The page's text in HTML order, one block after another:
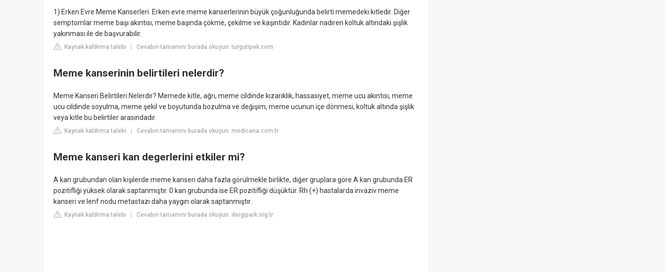
1) Erken Evre Meme Kanserleri. Erken evre meme kanserlerinin büyük çoğunluğunda belirti memedeki kitledir. Diğer
semptomlar meme başı akıntısı, meme başında çökme, çekilme ve kaşıntıdır. Kadınlar nadiren koltuk altındaki şişlik
yakınması ile de başvurabilir.
Kaynak kaldırma talebi | Cevabın tamamını burada okuyun: turgutipek.com
Meme kanserinin belirtileri nelerdir?
Meme Kanseri Belirtileri Nelerdir? Memede kitle, ağrı, meme cildinde kızarıklık, hassasiyet, meme ucu akıntısı, meme
ucu cildinde soyulma, meme şekil ve boyutunda bozulma ve değişim, meme ucunun içe dönmesi, koltuk altında şişlik
veya kitle bu belirtiler arasındadır.
Kaynak kaldırma talebi | Cevabın tamamını burada okuyun: medicana.com.tr
Meme kanseri kan degerlerini etkiler mi?
A kan grubundan olan kişilerde meme kanseri daha fazla görülmekle birlikte, diğer gruplara göre A kan grubunda ER
pozitifliği yüksek olarak saptanmıştır. 0 kan grubunda ise ER pozitifliği düşüktür. Rh (+) hastalarda invaziv meme
kanseri ve lenf nodu metastazı daha yaygın olarak saptanmıştır.
Kaynak kaldırma talebi | Cevabın tamamını burada okuyun: dergipark.org.tr